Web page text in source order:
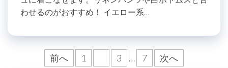
わせるのがおすすめ！ イエロー系…
前へ 1 3 … 7 次へ